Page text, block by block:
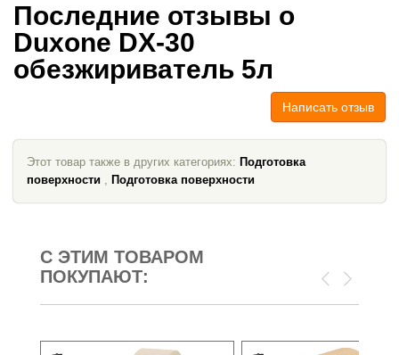
Последние отзывы о
Duxone DX-30
обезжириватель 5л
Написать отзыв
Этот товар также в других категориях: Подготовка
поверхности , Подготовка поверхности
С ЭТИМ ТОВАРОМ
ПОКУПАЮТ: